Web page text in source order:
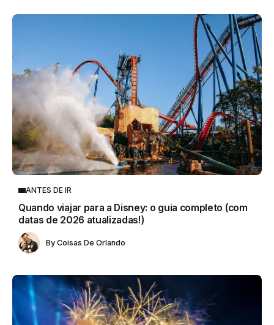
ANTES DE IR
Quando viajar para a Disney: o guia completo (com
datas de 2026 atualizadas!)
By Coisas De Orlando